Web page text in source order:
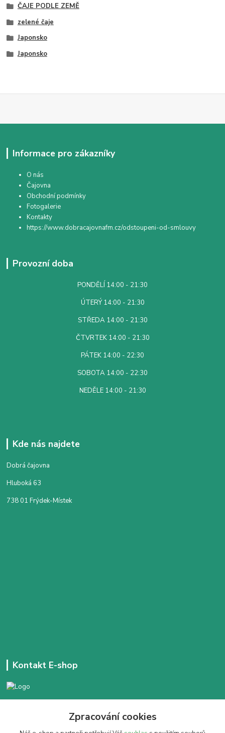
ČAJE PODLE ZEMĚ
zelené čaje
Japonsko
Japonsko
Informace pro zákazníky
O nás
Čajovna
Obchodní podmínky
Fotogalerie
Kontakty
https://www.dobracajovnafm.cz/odstoupeni-od-smlouvy
Provozní doba
PONDĚLÍ 14:00 - 21:30
ÚTERÝ 14:00 - 21:30
STŘEDA 14:00 - 21:30
ČTVRTEK 14:00 - 21:30
PÁTEK 14:00 - 22:30
SOBOTA 14:00 - 22:30
NEDĚLE 14:00 - 21:30
Kde nás najdete
Dobrá čajovna
Hluboká 63
738 01 Frýdek-Místek
Kontakt E-shop
Denně 14:00 - 21:30 hodZpracování cookies